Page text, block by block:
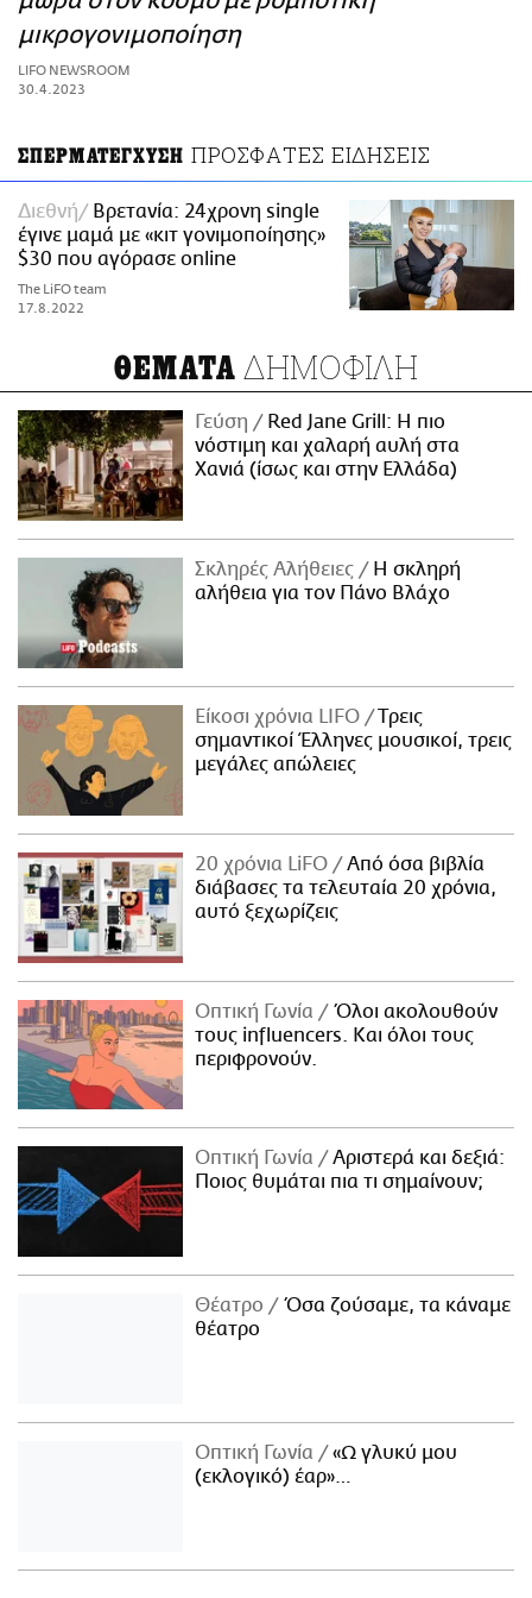
ΑΜΠΑ
PRINT
μικρογονιμοποίηση
LIFO NEWSROOM
30.4.2023
ΣΠΕΡΜΑΤΕΓΧΥΣΗ ΠΡΟΣΦΑΤΕΣ ΕΙΔΗΣΕΙΣ
Διεθνή
Βρετανία: 24χρονη single
έγινε μαμά με «κιτ γονιμοποίησης»
$30 που αγόρασε online
The LiFO team
17.8.2022
ΘΕΜΑΤΑ ΔΗΜΟΦΙΛΗ
Γεύση
Red Jane Grill: Η πιο
νόστιμη και χαλαρή αυλή στα
Χανιά (ίσως και στην Ελλάδα)
Σκληρές Αλήθειες
H σκληρή
αλήθεια για τον Πάνο Βλάχο
Είκοσι χρόνια LIFO
Tρεις
σημαντικοί Έλληνες μουσικοί, τρεις
μεγάλες απώλειες
20 χρόνια LiFO
Από όσα βιβλία
διάβασες τα τελευταία 20 χρόνια,
αυτό ξεχωρίζεις
Οπτική Γωνία
Όλοι ακολουθούν
τους influencers. Και όλοι τους
περιφρονούν.
Οπτική Γωνία
Αριστερά και δεξιά:
Ποιος θυμάται πια τι σημαίνουν;
Θέατρο
Όσα ζούσαμε, τα κάναμε
θέατρο
Οπτική Γωνία
«Ω γλυκύ μου
(εκλογικό) έαρ»…